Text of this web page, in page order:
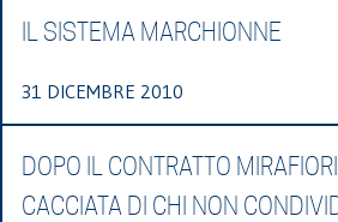
IL SISTEMA MARCHIONNE
31 DICEMBRE 2010
DOPO IL CONTRATTO
CACCIATA DI CHI NON